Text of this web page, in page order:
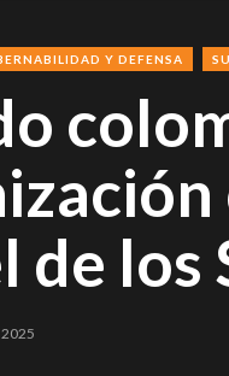
Y DEFENSA
de los